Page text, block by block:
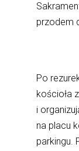
przodem
Po
kościoła
i
na placu
parkingu.